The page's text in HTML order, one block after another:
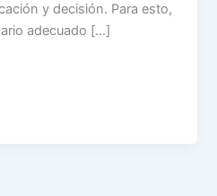
y decisión. Para esto,
adecuado […]